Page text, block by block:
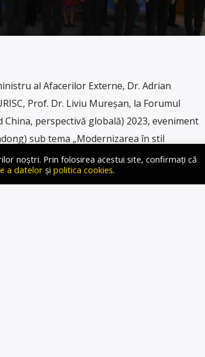
al Afacerilor Externe, Dr. Adrian
Prof. Dr. Liviu Mureșan, la Forumul
China, perspectivă globală) 2023, eveniment
sub tema „Modernizarea în stil
în cadrul inițiativei ‘O centură, un […]
noștri. Prin folosirea acestui site, confirmați că
a datelorși politica cookies.